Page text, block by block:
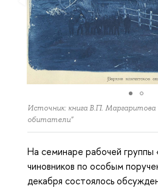
Источник: книга В.П.
обитатели"
На семинаре рабочей группы
чиновников по особым
декабря состоялось